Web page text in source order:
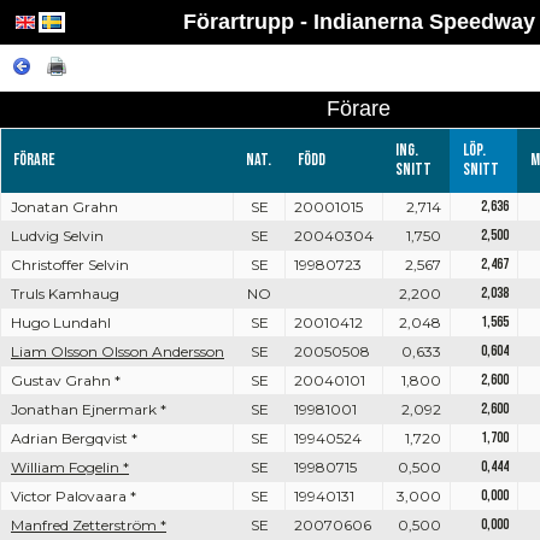
Förartrupp - Indianerna Speedway
Förare
Förare Nat. Född
Ing.
snitt
Löp.
snitt
Jonatan Grahn SE 20001015 2,714
2,636
Ludvig Selvin
SE 20040304 1,750
2,500
Christoffer Selvin
SE 19980723 2,567
2,467
Truls Kamhaug
NO 2,200
2,038
Hugo Lundahl
SE 20010412 2,048
1,565
Liam Olsson Olsson Andersson
SE 20050508 0,633
0,604
Gustav Grahn *
SE 20040101 1,800
2,600
Jonathan Ejnermark *
SE 19981001 2,092
2,600
Adrian Bergqvist *
SE 19940524 1,720
1,700
William Fogelin *
SE 19980715 0,500
0,444
Victor Palovaara *
SE 19940131 3,000
0,000
Manfred Zetterström *
SE 20070606 0,500 0,000